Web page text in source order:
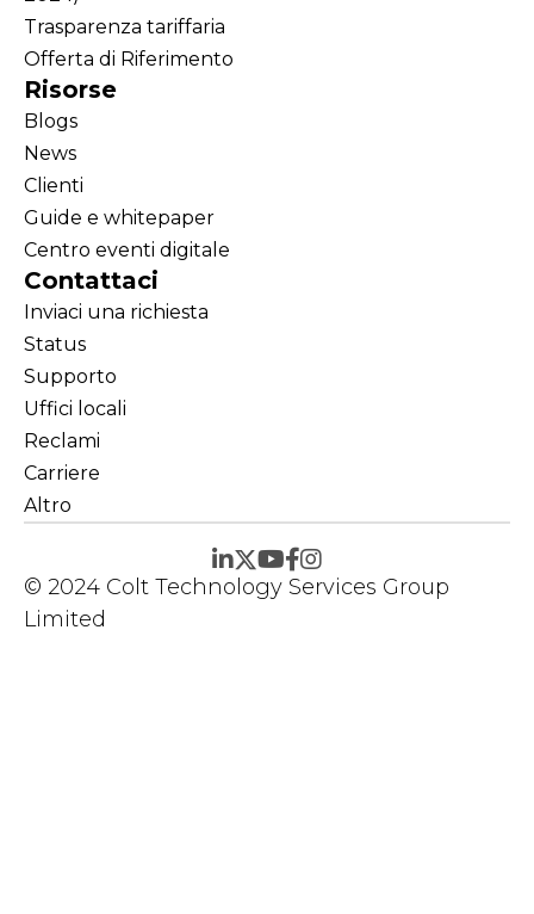
Trasparenza tariffaria
Offerta di Riferimento
Risorse
Blogs
News
Clienti
Guide e whitepaper
Centro eventi digitale
Contattaci
Inviaci una richiesta
Status
Supporto
Uffici locali
Reclami
Carriere
Altro
© 2024 Colt Technology Services Group
Limited